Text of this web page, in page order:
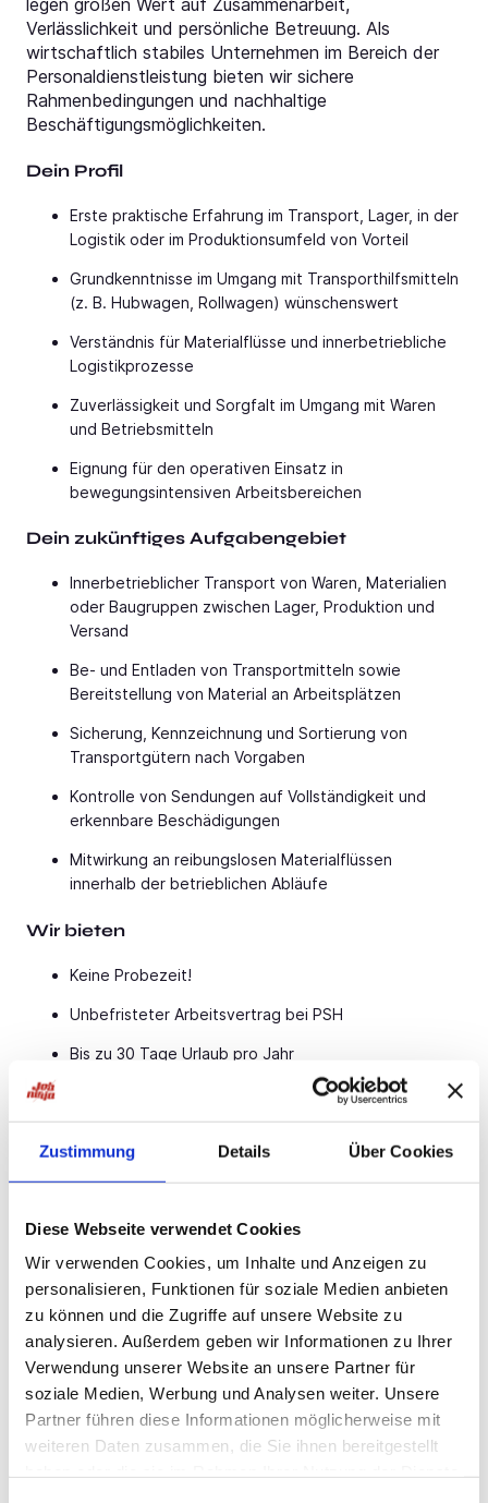
Zustimmung Details Über Cookies
Diese Webseite verwendet Cookies
Wir verwenden Cookies, um Inhalte und Anzeigen zu
personalisieren, Funktionen für soziale Medien anbieten
zu können und die Zugriffe auf unsere Website zu
analysieren. Außerdem geben wir Informationen zu Ihrer
Verwendung unserer Website an unsere Partner für
soziale Medien, Werbung und Analysen weiter. Unsere
Partner führen diese Informationen möglicherweise mit
weiteren Daten zusammen, die Sie ihnen bereitgestellt
legen großen Wert auf Zusammenarbeit,
Verlässlichkeit und persönliche Betreuung. Als
wirtschaftlich stabiles Unternehmen im Bereich der
Personaldienstleistung bieten wir sichere
Rahmenbedingungen und nachhaltige
Beschäftigungsmöglichkeiten.
Dein Profil
Erste praktische Erfahrung im Transport, Lager, in der
Logistik oder im Produktionsumfeld von Vorteil
Grundkenntnisse im Umgang mit Transporthilfsmitteln
(z. B. Hubwagen, Rollwagen) wünschenswert
Verständnis für Materialflüsse und innerbetriebliche
Logistikprozesse
Zuverlässigkeit und Sorgfalt im Umgang mit Waren
und Betriebsmitteln
Eignung für den operativen Einsatz in
bewegungsintensiven Arbeitsbereichen
Dein zukünftiges Aufgabengebiet
Innerbetrieblicher Transport von Waren, Materialien
oder Baugruppen zwischen Lager, Produktion und
Versand
Be- und Entladen von Transportmitteln sowie
Bereitstellung von Material an Arbeitsplätzen
Sicherung, Kennzeichnung und Sortierung von
Transportgütern nach Vorgaben
Kontrolle von Sendungen auf Vollständigkeit und
erkennbare Beschädigungen
Mitwirkung an reibungslosen Materialflüssen
innerhalb der betrieblichen Abläufe
Wir bieten
Keine Probezeit!
Unbefristeter Arbeitsvertrag bei PSH
Bis zu 30 Tage Urlaub pro Jahr
Möglichkeit einer wöchentlichen Abschlagszahlung
Teamgeist & gelebte Loyalität im täglichen
Miteinander
Ansprechpartner
Patricia Scharnhorst
Recruiting